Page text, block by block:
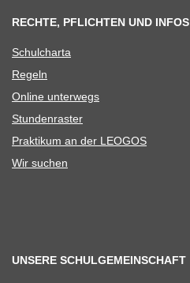
RECHTE, PFLICHTEN UND INFOS
Schul­charta
Regeln
Online unter­wegs
Stun­den­ras­ter
Prak­ti­kum an der LEOGOS
Wir suchen
UNSERE SCHULGEMEINSCHAFT